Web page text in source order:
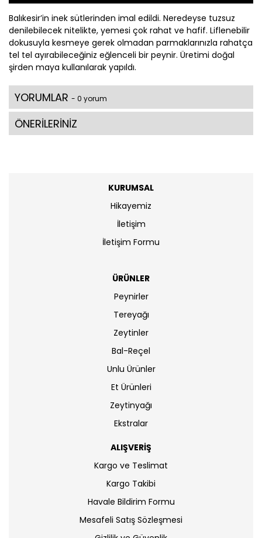
Balıkesir’in inek sütlerinden imal edildi. Neredeyse tuzsuz
denilebilecek nitelikte, yemesi çok rahat ve hafif. Liflenebilir
dokusuyla kesmeye gerek olmadan parmaklarınızla rahatça
tel tel ayırabileceğiniz eğlenceli bir peynir. Üretimi doğal
şirden maya kullanılarak yapıldı.
YORUMLAR - 0 yorum
ÖNERİLERİNİZ
KURUMSAL
Hikayemiz
İletişim
İletişim Formu
ÜRÜNLER
Peynirler
Tereyağı
Zeytinler
Bal-Reçel
Unlu Ürünler
Et Ürünleri
Zeytinyağı
Ekstralar
ALIŞVERİŞ
Kargo ve Teslimat
Kargo Takibi
Havale Bildirim Formu
Mesafeli Satış Sözleşmesi